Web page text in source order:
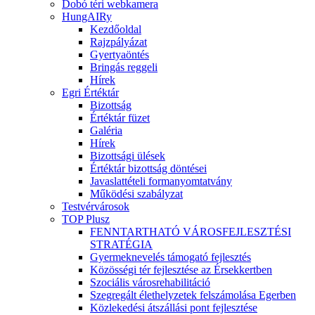
Dobó téri webkamera
HungAIRy
Kezdőoldal
Rajzpályázat
Gyertyaöntés
Bringás reggeli
Hírek
Egri Értéktár
Bizottság
Értéktár füzet
Galéria
Hírek
Bizottsági ülések
Értéktár bizottság döntései
Javaslattételi formanyomtatvány
Működési szabályzat
Testvérvárosok
TOP Plusz
FENNTARTHATÓ VÁROSFEJLESZTÉSI
STRATÉGIA
Gyermeknevelés támogató fejlesztés
Közösségi tér fejlesztése az Érsekkertben
Szociális városrehabilitáció
Szegregált élethelyzetek felszámolása Egerben
Közlekedési átszállási pont fejlesztése